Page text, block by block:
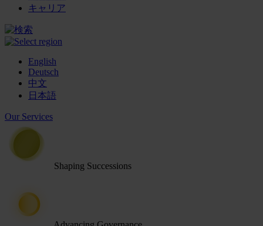
キャリア
English
Deutsch
中文
日本語
Our Services
Shaping Successions